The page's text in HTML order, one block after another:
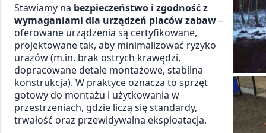
Stawiamy na bezpieczeństwo i zgodność z
wymaganiami dla urządzeń placów zabaw–
oferowane urządzenia są certyfikowane,
projektowane tak, aby minimalizować ryzyko
urazów (m.in. brak ostrych krawędzi,
dopracowane detale montażowe, stabilna
konstrukcja). W praktyce oznacza to sprzęt
gotowy do montażu i użytkowania w
przestrzeniach, gdzie liczą się standardy,
trwałość oraz przewidywalna eksploatacja.